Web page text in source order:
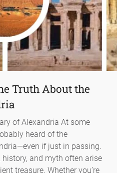
Truth About the
of Alexandria At some
heard of the
if just in passing.
and myth often arise
treasure. Whether you’re